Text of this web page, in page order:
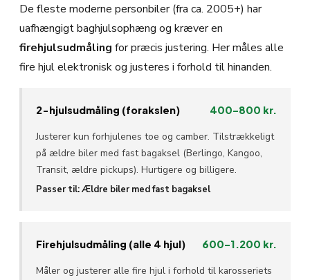
De fleste moderne personbiler (fra ca. 2005+) har
uafhængigt baghjulsophæng og kræver en
firehjulsudmåling for præcis justering. Her måles alle
fire hjul elektronisk og justeres i forhold til hinanden.
2-hjulsudmåling (forakslen) 400–800 kr.
Justerer kun forhjulenes toe og camber. Tilstrækkeligt
på ældre biler med fast bagaksel (Berlingo, Kangoo,
Transit, ældre pickups). Hurtigere og billigere.
Passer til:Ældre biler med fast bagaksel
Firehjulsudmåling (alle 4 hjul) 600–1.200 kr.
Måler og justerer alle fire hjul i forhold til karosseriets